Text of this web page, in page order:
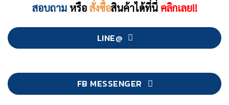
สอบถาม หรือ สั่งซื้อสินค้าได้ที่นี่ คลิกเลย!!
LINE@
FB MESSENGER